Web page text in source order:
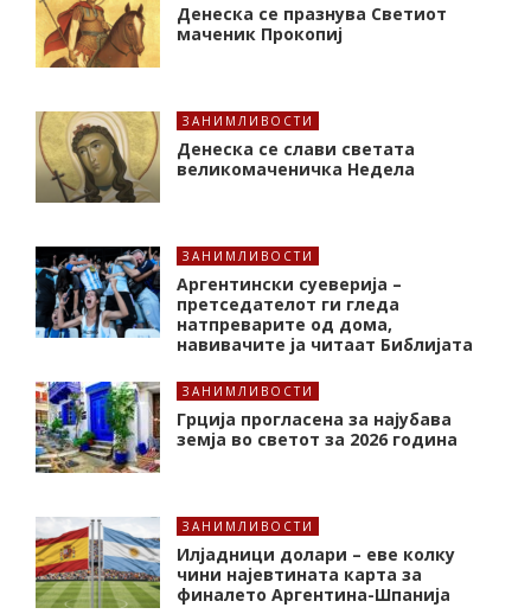
Денеска се празнува Светиот
маченик Прокопиј
ЗАНИМЛИВОСТИ
Денеска се слави светата
великомаченичка Недела
ЗАНИМЛИВОСТИ
Аргентински суеверија –
претседателот ги гледа
натпреварите од дома,
навивачите ја читаат Библијата
ЗАНИМЛИВОСТИ
Грција прогласена за најубава
земја во светот за 2026 година
ЗАНИМЛИВОСТИ
Илјадници долари – еве колку
чини најевтината карта за
финалето Аргентина-Шпанија